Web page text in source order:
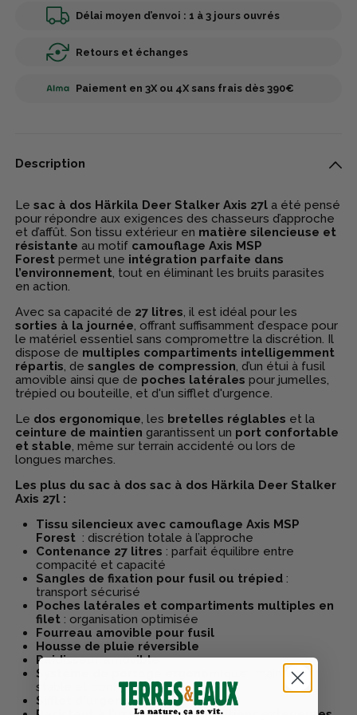
Délai moyen d’envoi : 1 à 3 jours ouvrés
Retours et échanges
Paiement en 3X ou 4X sans frais dès 390€
Description
Lesac à dos Härkila Deer Stalker Axis 27l a été pensé
pour répondre aux exigences des chasseurs d’approche
et d’affût. Son tissu extérieur en matière silencieuse et
résistante au motif camouflage Axis MSP
Forest permet une intégration parfaite dans
l’environnement, tout en éliminant les bruits parasites
en action.
Avec sa capacité de 27 litres, il est idéal pour les
sorties à la journée, offrant suffisamment d’espace pour
le matériel essentiel sans compromettre la discrétion. Il
dispose de multiples compartiments intelligemment
répartis, desangles de compression, d’un étui à fusil
amovible ainsi que de poches latérales pour jumelles,
trépied ou bouteille, et d'un sifflet d'urgence.
Le dos ergonomique, les bretelles réglables et la
ceinture de maintien garantissent un port confortable
et stable, même sur terrain accidenté ou lors de
longues marches.
Les plus du sac à dos sac à dos Härkila Deer Stalker
Axis 27l :
Tissu silencieux avec camouflage Axis MSP
Forest : discrétion totale à l’approche
Contenance 27 litres : parfait équilibre entre
compacité et capacité
Sangles de fixation pour fusil ou trépied :
transport sécurisé
Poches latérales et compartiments multiples en
filet : organisation optimisée
Fourreau amovible pour fusil
Housse de pluie réversible
Raidisseur amovible
Système de portage ergonomique
: maintien
stable et confortable
Sifflet d'urgence